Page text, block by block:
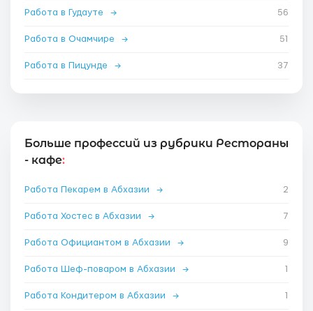
Работа в Гудауте → 56
Работа в Очамчире → 51
Работа в Пицунде → 37
Больше профессий из рубрики Рестораны
- кафе:
Работа Пекарем в Абхазии → 2
Работа Хостес в Абхазии → 7
Работа Официантом в Абхазии → 9
Работа Шеф-поваром в Абхазии → 1
Работа Кондитером в Абхазии → 1